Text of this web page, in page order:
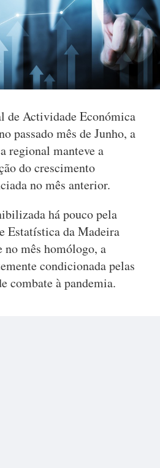
de Actividade Económica
passado mês de Junho, a
regional manteve a
do crescimento
no mês anterior.
há pouco pela
Estatística da Madeira
mês homólogo, a
condicionada pelas
combate à pandemia.